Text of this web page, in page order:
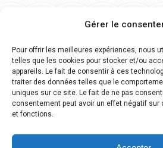
Gérer le
Pour offrir les meilleures expériences, nous
telles que les cookies pour stocker et/ou
appareils. Le fait de consentir à ces
traiter des données telles que le
uniques sur ce site. Le fait de ne pas
consentement peut avoir un effet négatif
et fonctions.
Dream-Theme — trulypremium
Association Forêts Alternatives du Jura -